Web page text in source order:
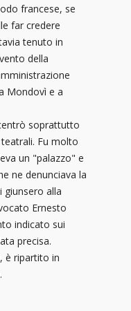
francese, se
far credere
tenuto in
della
Mondovì e a
soprattutto
Fu molto
un "palazzo" e
ne denunciava la
giunsero alla
Ernesto
indicato sui
precisa.
è ripartito in